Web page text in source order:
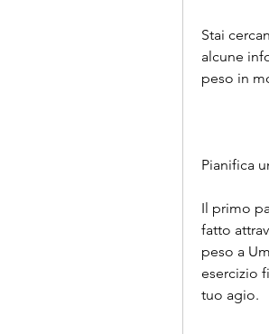
Stai
alcune
peso in
Pianifica
Il primo
fatto
peso a
esercizio
tuo agio.